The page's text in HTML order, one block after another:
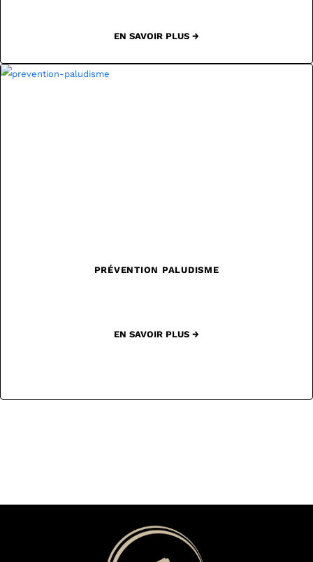
EN SAVOIR PLUS →
PRÉVENTION PALUDISME
EN SAVOIR PLUS →